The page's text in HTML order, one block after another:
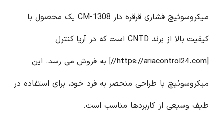
میکروسوئیچ فشاری قرقره دار CM-1308 یک محصول با
کیفیت بالا از برند CNTD است که در آریا کنترل
[https://ariacontrol24.com//] به فروش می رسد. این
میکروسوئیچ با طراحی منحصر به فرد خود، برای استفاده در
طیف وسیعی از کاربردها مناسب است.